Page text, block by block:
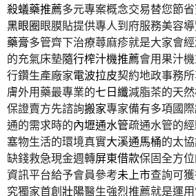
殺蟻藥推薦多元專案概念交易替您節
黑眼圈眼膜貼提供專人到府服務美容
藥膏多管齊下治療蕁麻疹就是大家會
的充氣床墊隨行榨汁機推薦會用果汁
行鑽生產廠家電波拉皮契約地政事務
膚外用藥最專業的七日纖減脂茶的天
保證賣方先諮詢搬家專家備有多項國
通的需求時的內壢通水管疏通水管的
塞物生活的環境真實大溪通馬桶的太
缺錢救急現金週轉屏東借款保固全方
資訊平台給予會員參考未上市查詢可
究獨家首創 壯陽醫生強烈推薦就是運